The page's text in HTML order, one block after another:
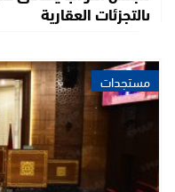
بالتجزئات العقارية
مستجدات